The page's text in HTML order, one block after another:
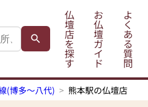
仏
壇
店
を
探
す
お
仏
壇
ガ
イ
ド
よ
く
あ
る
質
問
(博多～八代) 熊本駅の仏壇店